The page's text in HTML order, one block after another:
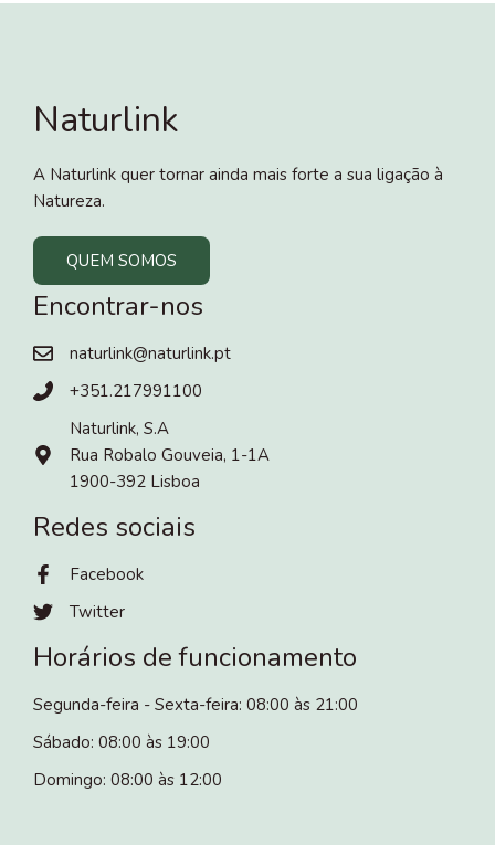
Naturlink
A Naturlink quer tornar ainda mais forte a sua ligação à
Natureza.
QUEM SOMOS
Encontrar-nos
naturlink@naturlink.pt
+351.217991100
Naturlink, S.A
Rua Robalo Gouveia, 1-1A
1900-392 Lisboa
Redes sociais
Facebook
Twitter
Horários de funcionamento
Segunda-feira - Sexta-feira: 08:00 às 21:00
Sábado: 08:00 às 19:00
Domingo: 08:00 às 12:00